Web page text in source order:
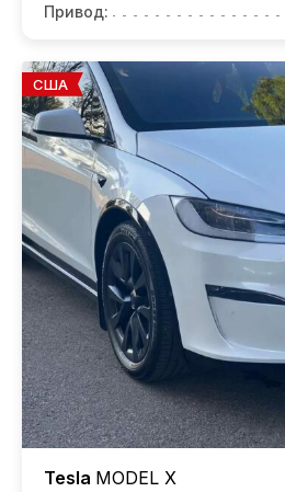
Привод:
США
Tesla MODEL X